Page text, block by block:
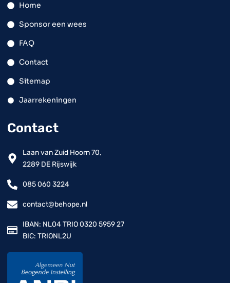
Home
Sponsor een wees
FAQ
Contact
Sitemap
Jaarrekeningen
Contact
Laan van Zuid Hoorn 70,
2289 DE Rijswijk
085 060 3224
contact@behope.nl
IBAN: NL04 TRIO 0320 5959 27
BIC: TRIONL2U